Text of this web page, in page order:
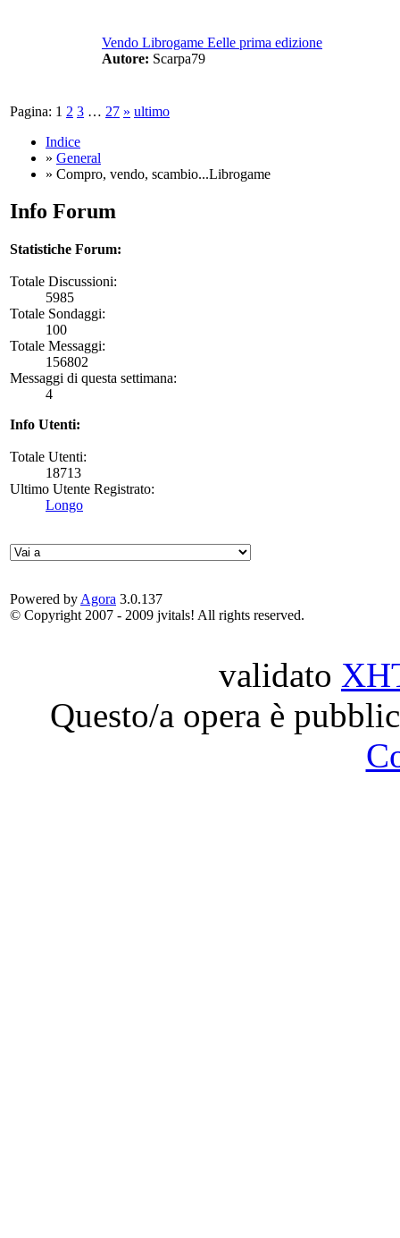
Vendo Librogame Eelle prima edizione
Autore: Scarpa79
Pagina: 1 2 3 … 27 » ultimo
Indice
» General
» Compro, vendo, scambio...Librogame
Info Forum
Statistiche Forum:
Totale Discussioni:
5985
Totale Sondaggi:
100
Totale Messaggi:
156802
Messaggi di questa settimana:
4
Info Utenti:
Totale Utenti:
18713
Ultimo Utente Registrato:
Longo
Powered by Agora 3.0.137
© Copyright 2007 - 2009 jvitals! All rights reserved.
validato
Questo/a opera è